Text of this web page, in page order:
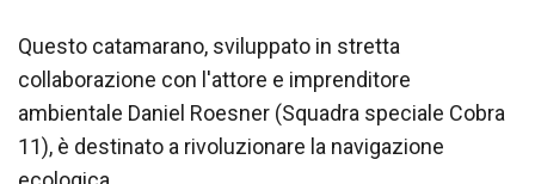
Questo catamarano, sviluppato in stretta
collaborazione con l'attore e imprenditore
ambientale Daniel Roesner (Squadra speciale Cobra
11), è destinato a rivoluzionare la navigazione